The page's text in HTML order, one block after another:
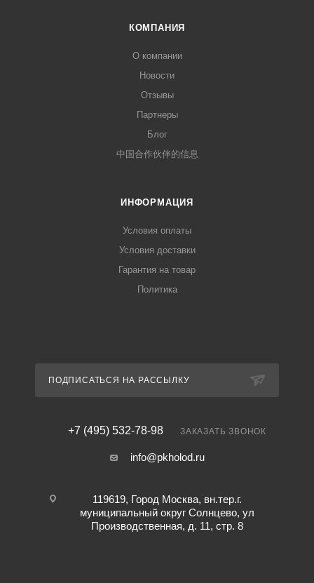
КОМПАНИЯ
О компании
Новости
Отзывы
Партнеры
Блог
中国合作伙伴的信息
ИНФОРМАЦИЯ
Условия оплаты
Условия доставки
Гарантия на товар
Политика
ПОДПИСАТЬСЯ НА РАССЫЛКУ
+7 (495) 532-78-98 ЗАКАЗАТЬ ЗВОНОК
info@pkholod.ru
119619, Город Москва, вн.тер.г.
муниципальный округ Солнцево, ул
Производственная, д. 11, стр. 8